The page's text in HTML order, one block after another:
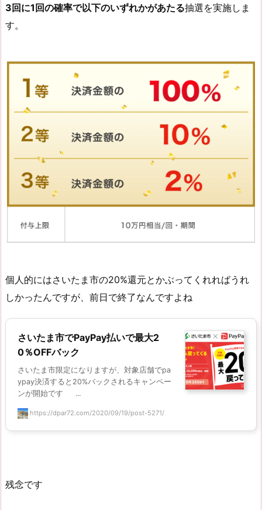
3回に1回の確率で以下のいずれかがあたる抽選を実施しま
す。
個人的にはさいたま市の20%還元とかぶってくれればうれ
しかったんですが、前日で終了なんですよね
さいたま市でPayPay払いで最大2
0％OFFバック
さいたま市限定になりますが、対象店舗でpa
ypay決済すると20%バックされるキャンペー
ンが開始です ...
https://dpar72.com/2020/09/19/post-5271/
残念です